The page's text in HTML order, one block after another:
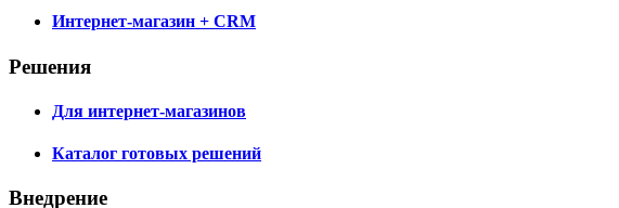
Интернет-магазин + CRM
Решения
Для интернет-магазинов
Каталог готовых решений
Внедрение